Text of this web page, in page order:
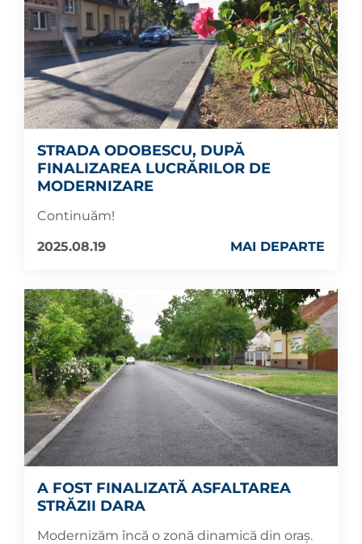
STRADA ODOBESCU, DUPĂ
FINALIZAREA LUCRĂRILOR DE
MODERNIZARE
Continuăm!
2025.08.19
MAI DEPARTE
A FOST FINALIZATĂ ASFALTAREA
STRĂZII DARA
Modernizăm încă o zonă dinamică din oraș.